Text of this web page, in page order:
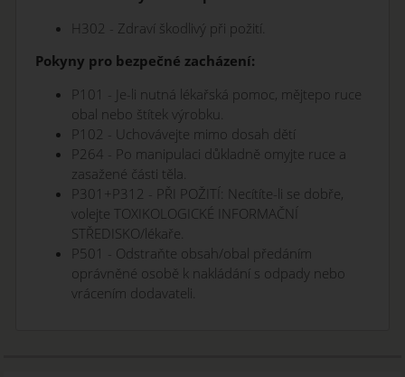
H302 - Zdraví škodlivý při požití.
Pokyny pro bezpečné zacházení:
P101 - Je-li nutná lékařská pomoc, mějtepo ruce
obal nebo štítek výrobku.
P102 - Uchovávejte mimo dosah dětí
P264 - Po manipulaci důkladně omyjte ruce a
zasažené části těla.
P301+P312 - PŘI POŽITÍ: Necítíte-li se dobře,
volejte TOXIKOLOGICKÉ INFORMAČNÍ
STŘEDISKO/lékaře.
P501 - Odstraňte obsah/obal předáním
oprávněné osobě k nakládání s odpady nebo
vrácením dodavateli.